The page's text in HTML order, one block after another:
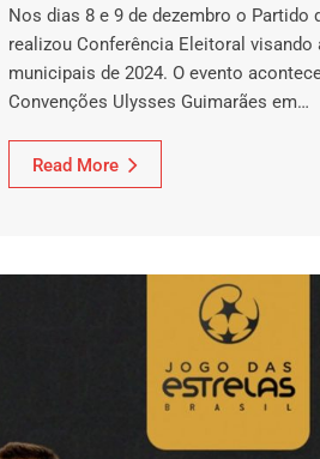
Nos dias 8 e 9 de dezembro o Partido
realizou Conferência Eleitoral visando
municipais de 2024. O evento
Convenções Ulysses Guimarães em…
Read More